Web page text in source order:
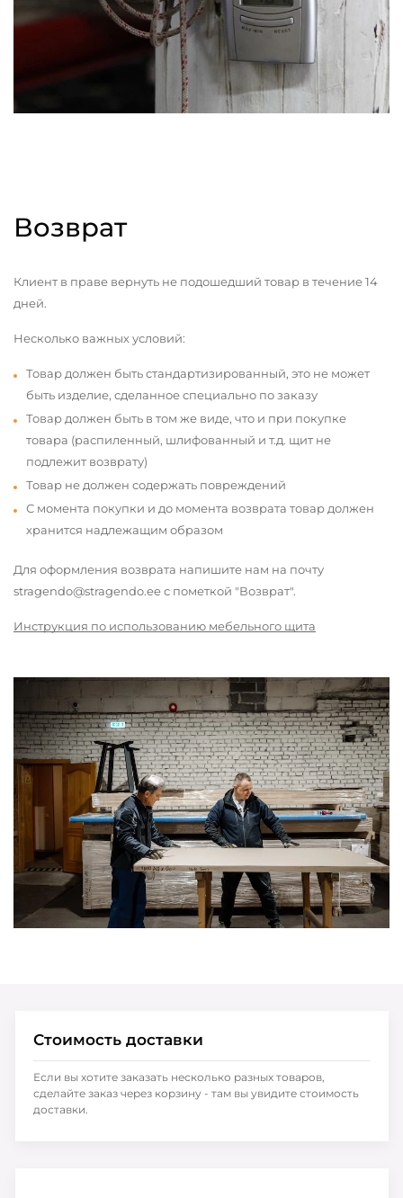
Возврат
Клиент в праве вернуть не подошедший товар в течение 14
дней.
Несколько важных условий:
Товар должен быть стандартизированный, это не может
быть изделие, сделанное специально по заказу
Товар должен быть в том же виде, что и при покупке
товара (распиленный, шлифованный и т.д. щит не
подлежит возврату)
Товар не должен содержать повреждений
С момента покупки и до момента возврата товар должен
хранится надлежащим образом
Для оформления возврата напишите нам на почту
stragendo@stragendo.ee с пометкой "Возврат".
Инструкция по использованию мебельного щита
Стоимость доставки
Если вы хотите заказать несколько разных товаров,
сделайте заказ через корзину - там вы увидите стоимость
доставки.